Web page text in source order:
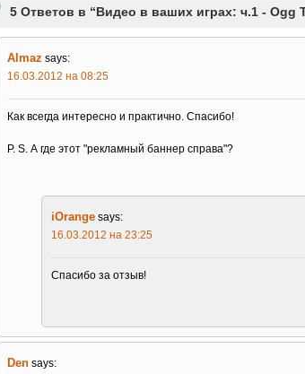
5 Ответов в “Видео в ваших играх: ч.1 - Ogg
Almaz says:
16.03.2012 на 08:25
Как всегда интересно и практично. Спасибо!
P. S. А где этот "рекламный баннер справа"?
iOrange says:
16.03.2012 на 23:25
Спасибо за отзыв!
Den says: